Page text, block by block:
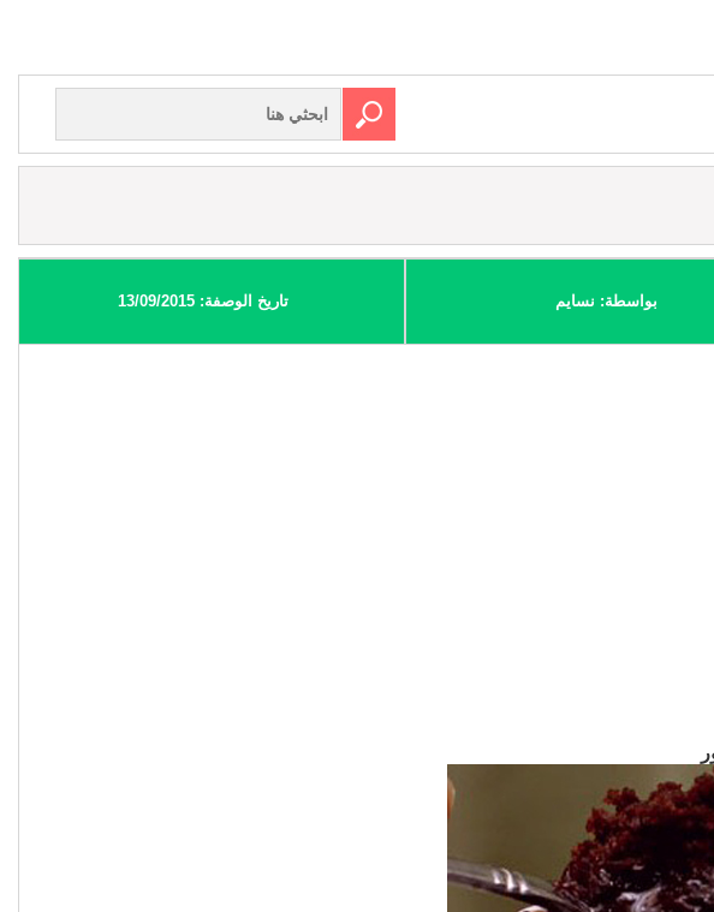
بواسطة: نسايم تاريخ الوصفة: 13/09/2015